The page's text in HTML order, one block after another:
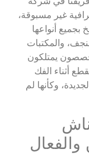
غير مسبوقة،
بجميع أنواعها
والمكتبات
يمتلكون
أثناء الفك
وكأنها لم
والفعال